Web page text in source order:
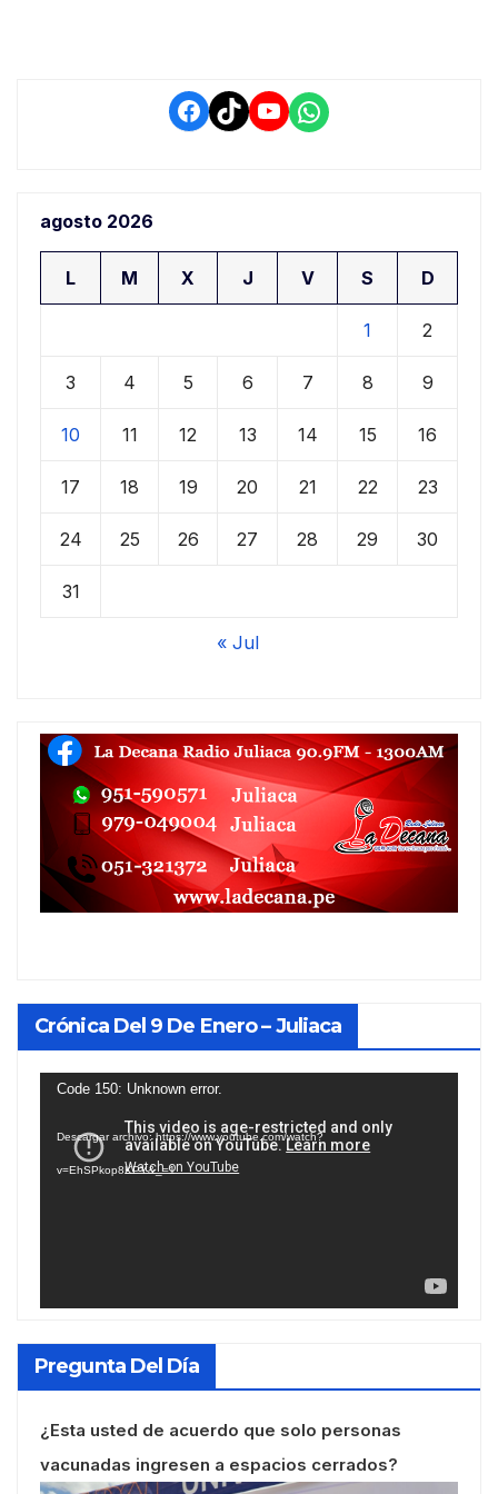
Facebook
TikTokYouTube
WhatsApp
agosto 2026
L M X J V S D
1 2
3 4 5 6 7 8 9
10 11 12 13 14 15 16
17 18 19 20 21 22 23
24 25 26 27 28 29 30
31
« Jul
Crónica Del 9 De Enero – Juliaca
Reproductor
vídeo
Code 150: Unknown error.
Descargar archivo: https://www.youtube.com/watch?
v=EhSPkop8KPY&_=1
Pregunta Del Día
¿Esta usted de acuerdo que solo personas
vacunadas ingresen a espacios cerrados?